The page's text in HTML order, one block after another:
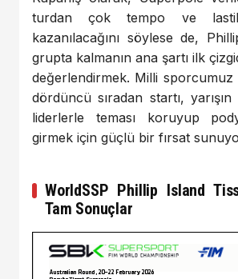
turdan çok tempo ve
kazanılacağını söylese de,
grupta kalmanın ana şartı ilk
değerlendirmek. Milli sporcumuz
dördüncü sıradan startı,
liderlerle teması koruyup
girmek için güçlü bir fırsat
WorldSSP Phillip Island
Tam Sonuçlar